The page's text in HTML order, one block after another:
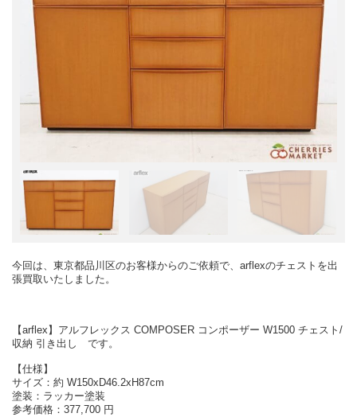
今回は、東京都品川区のお客様からのご依頼で、arflexのチェストを出
張買取いたしました。
【arflex】アルフレックス COMPOSER コンポーザー W1500 チェスト/
収納 引き出し です。
【仕様】
サイズ：約 W150xD46.2xH87cm
塗装：ラッカー塗装
参考価格：377,700 円